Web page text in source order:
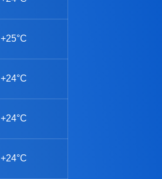
+25°C
+24°C
+24°C
+24°C